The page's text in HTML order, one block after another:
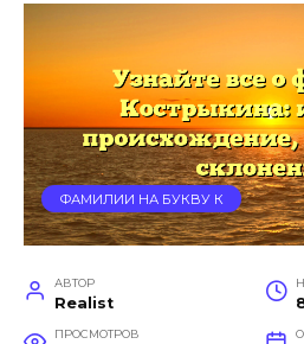
ФАМИЛИИ НА БУКВУ К
АВТОР
Realist
ПРОСМОТРОВ